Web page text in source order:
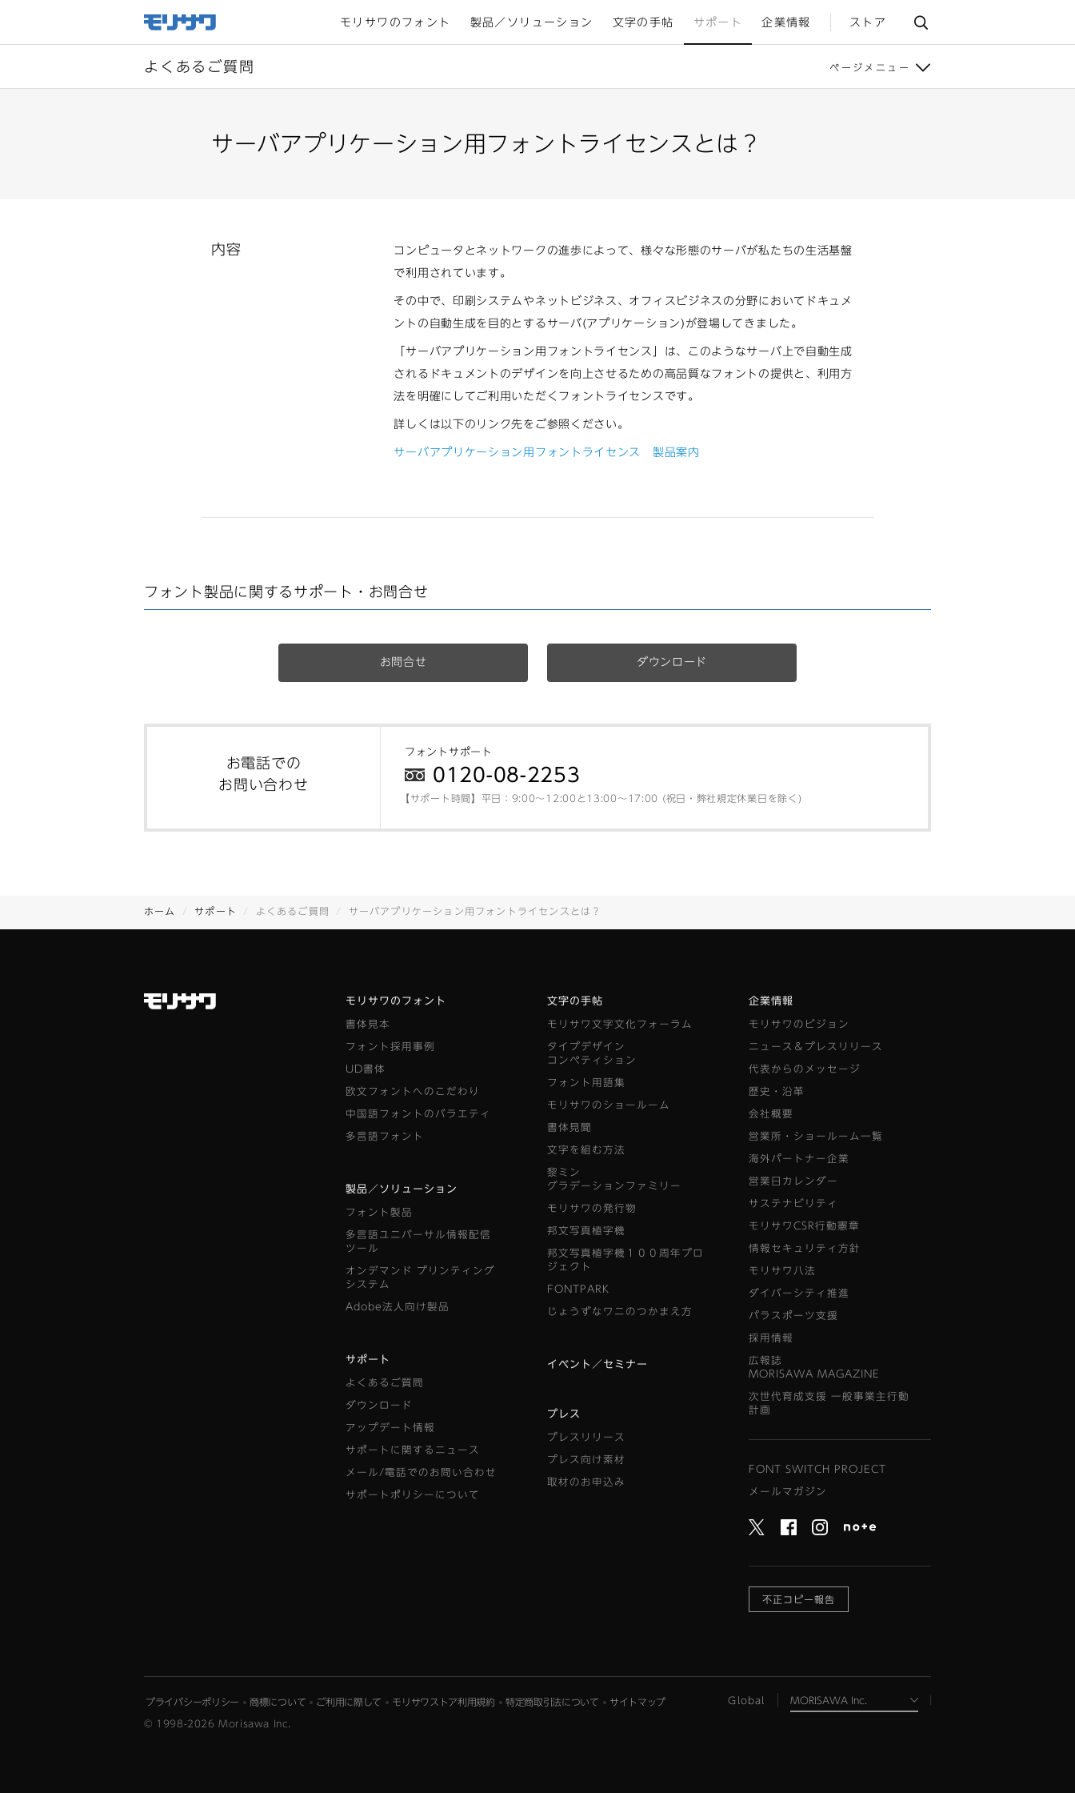
モリサワのフォント 製品／ソリューション 文字の手帖 サポート 企業情報 ストア
よくあるご質問 ページメニュー
サーバアプリケーション用フォントライセンスとは？
内容
コンピュータとネットワークの進歩によって、様々な形態のサーバが私たちの生活基盤
で利用されています。
その中で、印刷システムやネットビジネス、オフィスビジネスの分野においてドキュメ
ントの自動生成を目的とするサーバ(アプリケーション)が登場してきました。
「サーバアプリケーション用フォントライセンス」は、このようなサーバ上で自動生成
されるドキュメントのデザインを向上させるための高品質なフォントの提供と、利用方
法を明確にしてご利用いただくフォントライセンスです。
詳しくは以下のリンク先をご参照ください。
サーバアプリケーション用フォントライセンス 製品案内
フォント製品に関する サポート・お問合せ
お問合せ ダウンロード
お電話での
お問い合わせ
フォントサポート
0120-08-2253
【サポート時間】平日：9:00～12:00と13:00～17:00 (祝日・弊社規定休業日を除く)
ホーム サポート よくあるご質問 サーバアプリケーション用フォントライセンスとは？
モリサワのフォント
書体見本
フォント採用事例
UD書体
欧文フォントへのこだわり
中国語フォントのバラエティ
多言語フォント
製品／ソリューション
フォント製品
多言語ユニバーサル情報配信
ツール
オンデマンド プリンティング
システム
Adobe法人向け製品
サポート
よくあるご質問
ダウンロード
アップデート情報
サポートに関するニュース
メール/電話でのお問い合わせ
サポートポリシーについて
文字の手帖
モリサワ文字文化フォーラム
タイプデザイン
コンペティション
フォント用語集
モリサワのショールーム
書体見聞
文字を組む方法
黎ミン
グラデーションファミリー
モリサワの発行物
邦文写真植字機
邦文写真植字機１００周年プロ
ジェクト
FONTPARK
じょうずなワニのつかまえ方
イベント／セミナー
プレス
プレスリリース
プレス向け素材
取材のお申込み
企業情報
モリサワのビジョン
ニュース＆プレスリリース
代表からのメッセージ
歴史・沿革
会社概要
営業所・ショールーム一覧
海外パートナー企業
営業日カレンダー
サステナビリティ
モリサワCSR行動憲章
情報セキュリティ方針
モリサワ八法
ダイバーシティ推進
パラスポーツ支援
採用情報
広報誌
MORISAWA MAGAZINE
次世代育成支援 一般事業主行動
計画
FONT SWITCH PROJECT
メールマガジン
不正コピー報告
プライバシーポリシー 商標について ご利用に際して モリサワストア利用規約 特定商取引法について サイトマップ Global
© 1998-2026 Morisawa Inc.